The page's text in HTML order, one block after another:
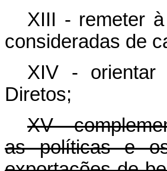
XIII - remeter
consideradas de
XIV -
Diretos;
XV -
as políticas e